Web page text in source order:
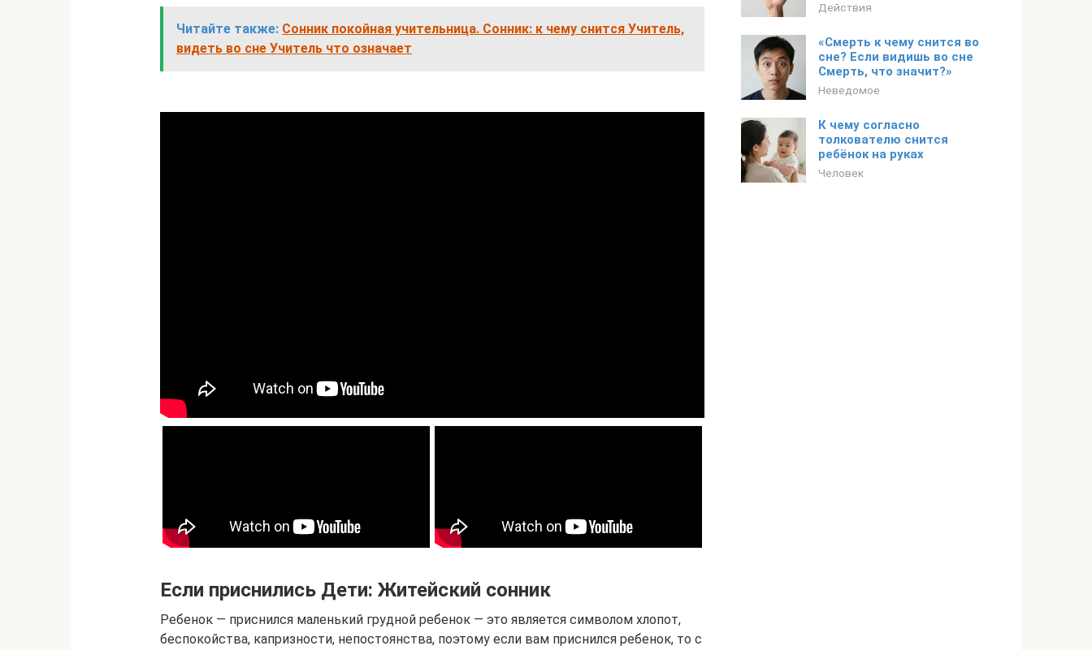
Читайте также: Сонник покойная учительница. Сонник: к чему снится Учитель,
видеть во сне Учитель что означает
Если приснились Дети: Житейский сонник
Ребенок — приснился маленький грудной ребенок — это является символом хлопот,
беспокойства, капризности, непостоянства, поэтому если вам приснился ребенок, то с
Действия
«Смерть к чему снится во
сне? Если видишь во сне
Смерть, что значит?»
Неведомое
К чему согласно
толкователю снится
ребёнок на руках
Человек